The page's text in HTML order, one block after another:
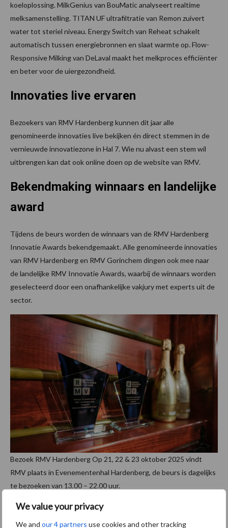
We value your privacy
We and our 4 partners use cookies and other tracking
koeloplossing. MilkGenius van BouMatic analyseert realtime
melksamenstelling. TITAN UF ultrafiltratie van Remon zuivert
water tot steriel niveau. Energy Switch van Reheat schakelt
automatisch tussen energiebronnen en slaat warmte op. Flow-
Responsive Milking van DeLaval maakt het melkproces efficiënter
en beter voor de uiergezondheid.
Innovaties live ervaren
Bezoekers van RMV Hardenberg kunnen dit jaar alle
genomineerde innovaties live bekijken én direct stemmen in de
vernieuwde innovatiezone in Hal 7. Wie nu alvast een stem wil
uitbrengen kan dat ook online doen op de website van RMV.
Bekendmaking winnaars en landelijke
award
Tijdens de beurs worden de winnaars van de RMV Hardenberg
Innovatie Awards bekendgemaakt. Alle genomineerde innovaties
van RMV Hardenberg en RMV Gorinchem dingen ook mee naar
de landelijke RMV Innovatie Awards, waarbij de winnaars worden
geselecteerd door een onafhankelijke vakjury met experts uit de
sector.
Bezoek RMV Hardenberg Op 21, 22 & 23 oktober 2025 vindt
RMV plaats in Evenementenhal Hardenberg, de beurs is dagelijks
te bezoeken van 13.00 – 22.00 uur.
Bron en beeld:Easyfairs